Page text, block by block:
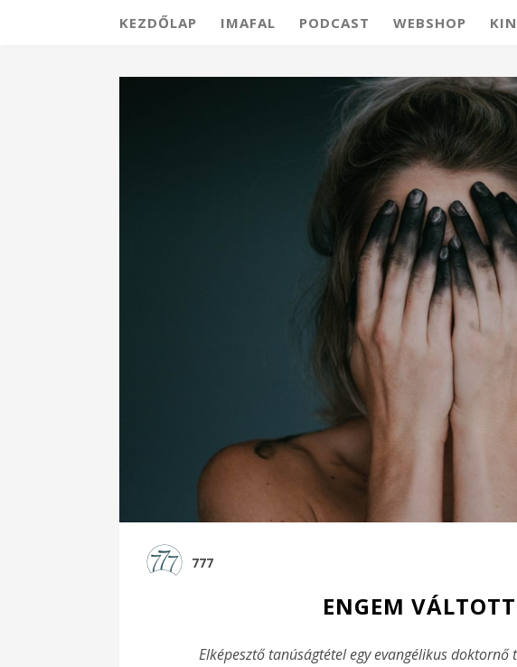
KEZDŐLAP IMAFAL PODCAST WEBSHOP
777
ENGEM
Elképesztő tanúságtétel egy evangélikus